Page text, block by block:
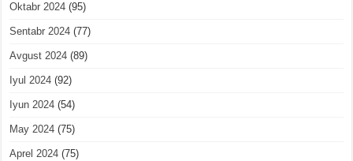
Oktabr 2024 (95)
Sentabr 2024 (77)
Avgust 2024 (89)
Iyul 2024 (92)
Iyun 2024 (54)
May 2024 (75)
Aprel 2024 (75)